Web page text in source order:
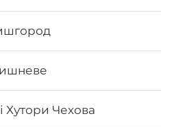
Хутори Чехова